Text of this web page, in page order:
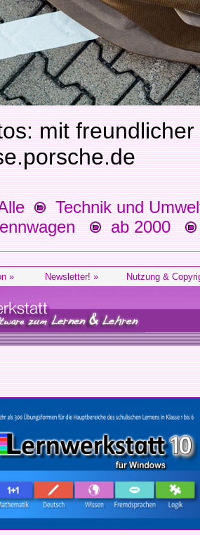
mit
Technik und
ab 2000
» Newsletter! » Nutzung &